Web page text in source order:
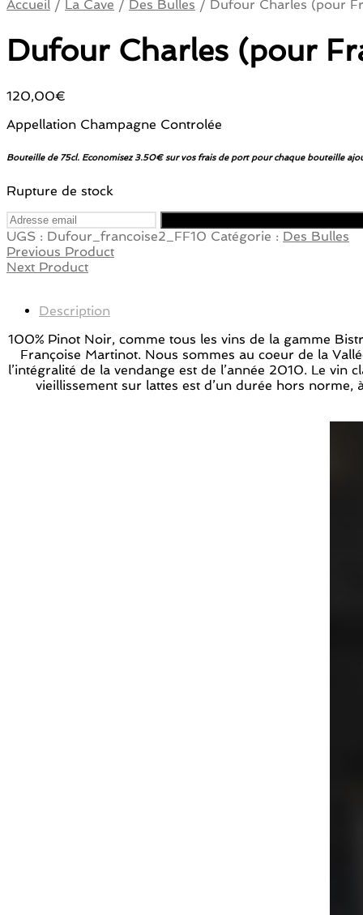
Accueil / La Cave / Des Bulles / Dufour Charles (pour
Dufour Charles (pour
120,00€
Appellation Champagne Controlée
Bouteille de 75cl. Economisez 3.50€ sur vos frais de port pour chaque bouteille
Rupture de stock
UGS : Dufour_francoise2_FF10 Catégorie : Des Bulles
Previous Product
Next Product
Description
100% Pinot Noir, comme tous les vins de la gamme Bistr
Françoise Martinot. Nous sommes au coeur de la
l’intégralité de la vendange est de l’année 2010. Le
vieillissement sur lattes est d’un durée hors